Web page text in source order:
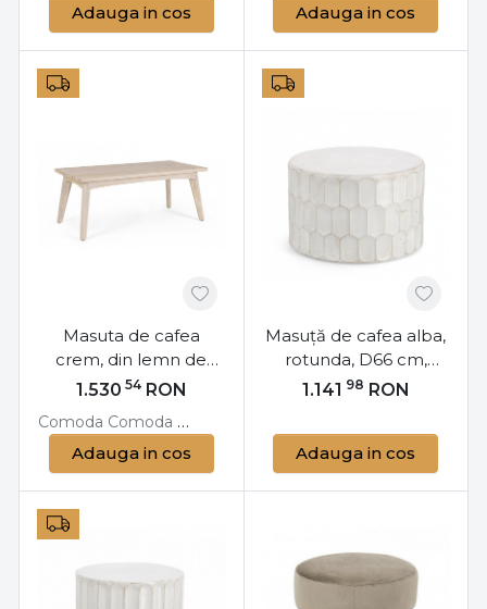
Adauga in cos Adauga in cos
Masuta de cafea
crem, din lemn de
mango, Sahana
1.530 54 RON
Comoda Comoda Comoda TV
Adauga in cos
Masuță de cafea alba,
rotunda, D66 cm,
Caesar, Bizzotto
1.141 98 RON
Adauga in cos